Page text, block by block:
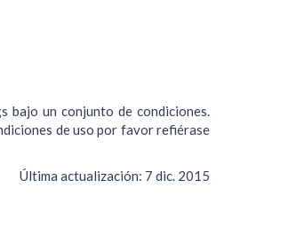
un conjunto de condiciones.
de uso por favor refiérase
Última actualización: 7 dic. 2015